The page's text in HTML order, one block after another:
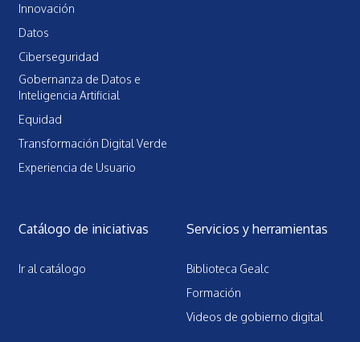
Innovación
Datos
Ciberseguridad
Gobernanza de Datos e
Inteligencia Artificial
Equidad
Transformación Digital Verde
Experiencia de Usuario
Catálogo de iniciativas
Ir al catálogo
Servicios y herramientas
Biblioteca Gealc
Formación
Videos de gobierno digital